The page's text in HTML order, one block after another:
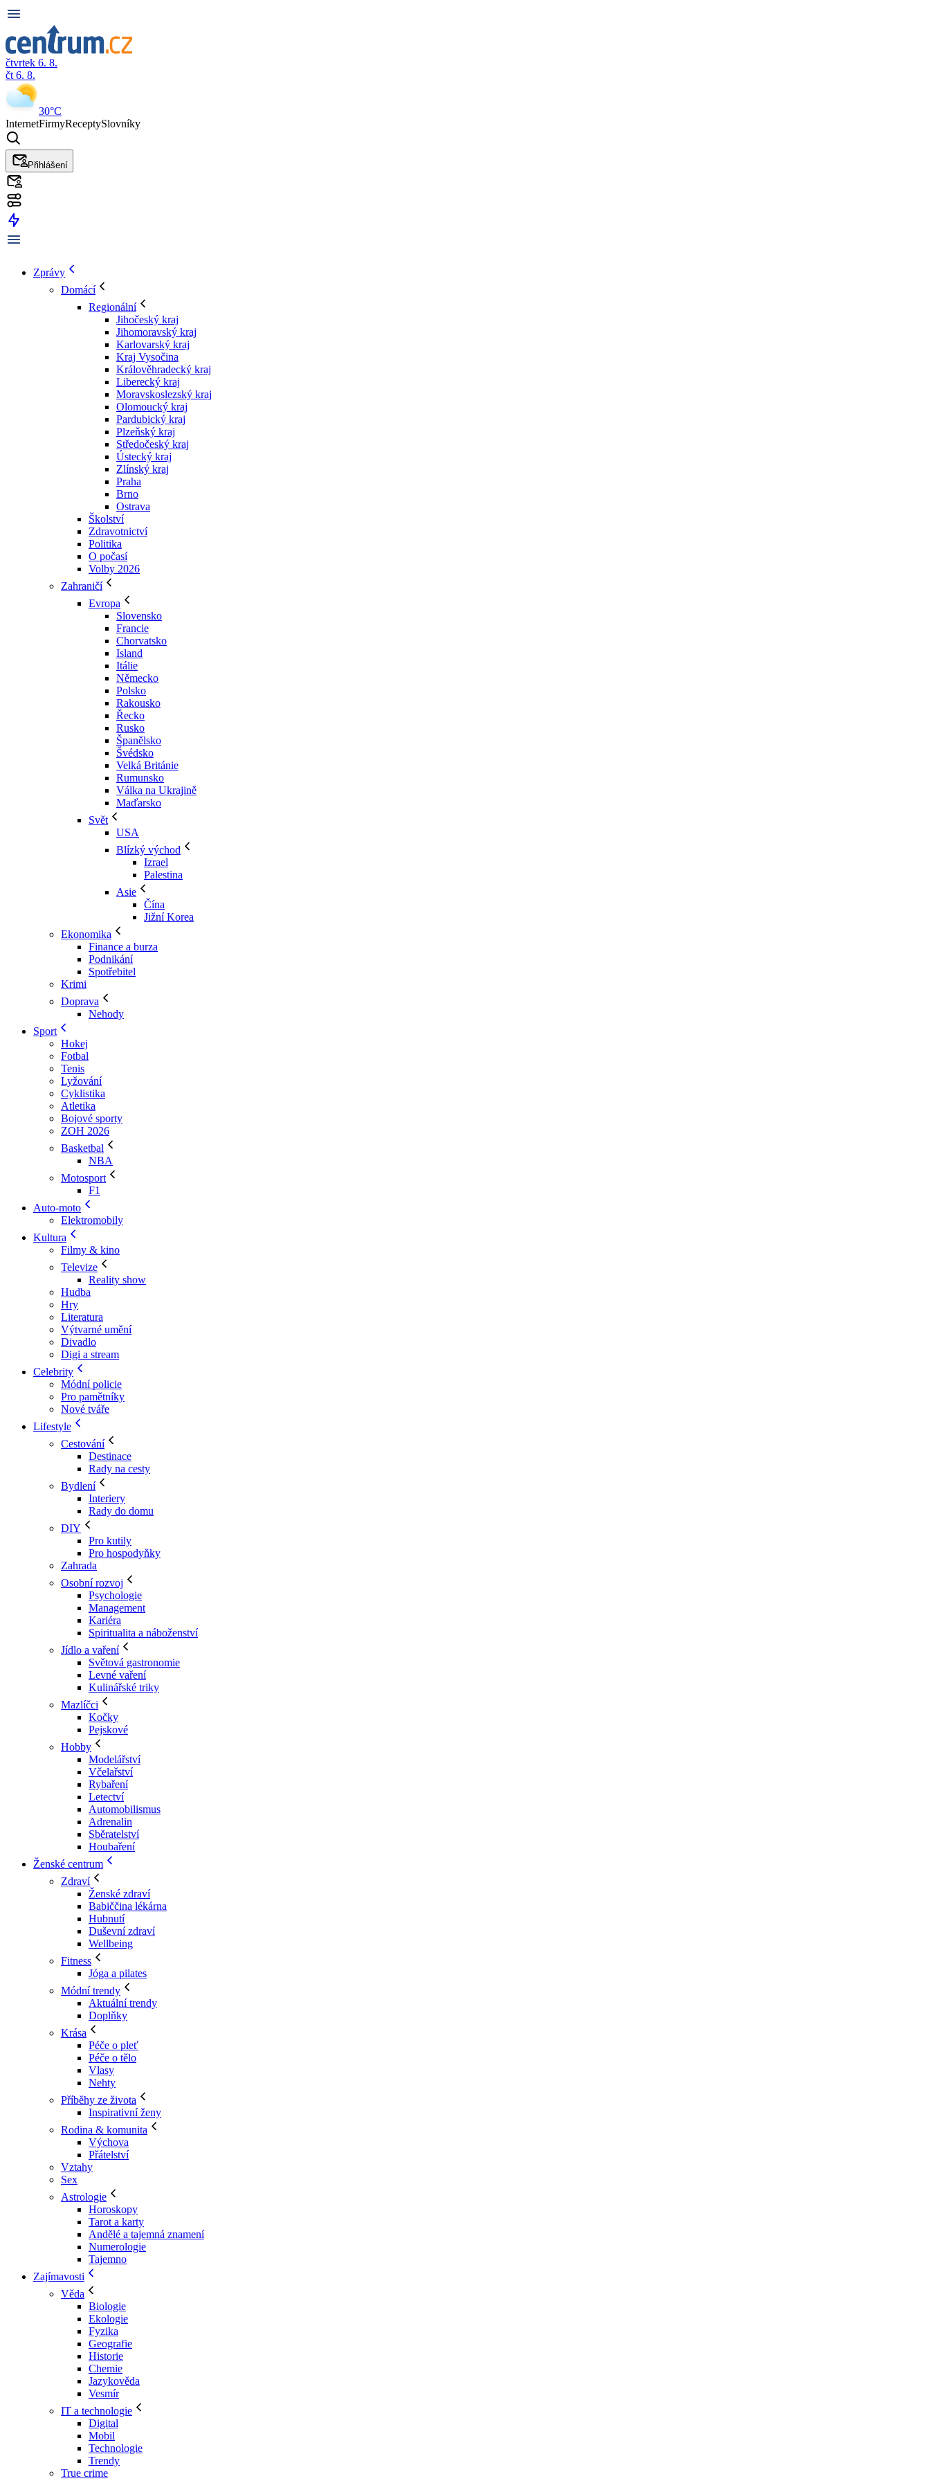
čtvrtek 6. 8.
čt 6. 8.
30°C
InternetFirmyReceptySlovníky
Přihlášení
Zprávy
Domácí
Regionální
Jihočeský kraj
Jihomoravský kraj
Karlovarský kraj
Kraj Vysočina
Králověhradecký kraj
Liberecký kraj
Moravskoslezský kraj
Olomoucký kraj
Pardubický kraj
Plzeňský kraj
Středočeský kraj
Ústecký kraj
Zlínský kraj
Praha
Brno
Ostrava
Školství
Zdravotnictví
Politika
O počasí
Volby 2026
Zahraničí
Evropa
Slovensko
Francie
Chorvatsko
Island
Itálie
Německo
Polsko
Rakousko
Řecko
Rusko
Španělsko
Švédsko
Velká Británie
Rumunsko
Válka na Ukrajině
Maďarsko
Svět
USA
Blízký východ
Izrael
Palestina
Asie
Čína
Jižní Korea
Ekonomika
Finance a burza
Podnikání
Spotřebitel
Krimi
Doprava
Nehody
Sport
Hokej
Fotbal
Tenis
Lyžování
Cyklistika
Atletika
Bojové sporty
ZOH 2026
Basketbal
NBA
Motosport
F1
Auto-moto
Elektromobily
Kultura
Filmy & kino
Televize
Reality show
Hudba
Hry
Literatura
Výtvarné umění
Divadlo
Digi a stream
Celebrity
Módní policie
Pro pamětníky
Nové tváře
Lifestyle
Cestování
Destinace
Rady na cesty
Bydlení
Interiery
Rady do domu
DIY
Pro kutily
Pro hospodyňky
Zahrada
Osobní rozvoj
Psychologie
Management
Kariéra
Spiritualita a náboženství
Jídlo a vaření
Světová gastronomie
Levné vaření
Kulinářské triky
Mazlíčci
Kočky
Pejskové
Hobby
Modelářství
Včelařství
Rybaření
Letectví
Automobilismus
Adrenalin
Sběratelství
Houbaření
Ženské centrum
Zdraví
Ženské zdraví
Babiččina lékárna
Hubnutí
Duševní zdraví
Wellbeing
Fitness
Jóga a pilates
Módní trendy
Aktuální trendy
Doplňky
Krása
Péče o pleť
Péče o tělo
Vlasy
Nehty
Příběhy ze života
Inspirativní ženy
Rodina & komunita
Výchova
Přátelství
Vztahy
Sex
Astrologie
Horoskopy
Tarot a karty
Andělé a tajemná znamení
Numerologie
Tajemno
Zajímavosti
Věda
Biologie
Ekologie
Fyzika
Geografie
Historie
Chemie
Jazykověda
Vesmír
IT a technologie
Digital
Mobil
Technologie
Trendy
True crime